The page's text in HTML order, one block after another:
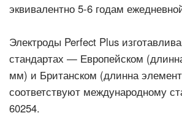
эквивалентно 5-6 годам
Электроды Perfect Plus
стандартах — Европейском
мм) и Британском (длинна
соответствуют международному
60254.